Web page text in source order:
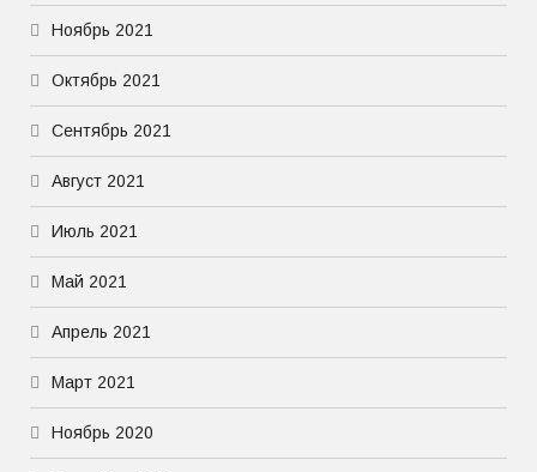
Ноябрь 2021
Октябрь 2021
Сентябрь 2021
Август 2021
Июль 2021
Май 2021
Апрель 2021
Март 2021
Ноябрь 2020